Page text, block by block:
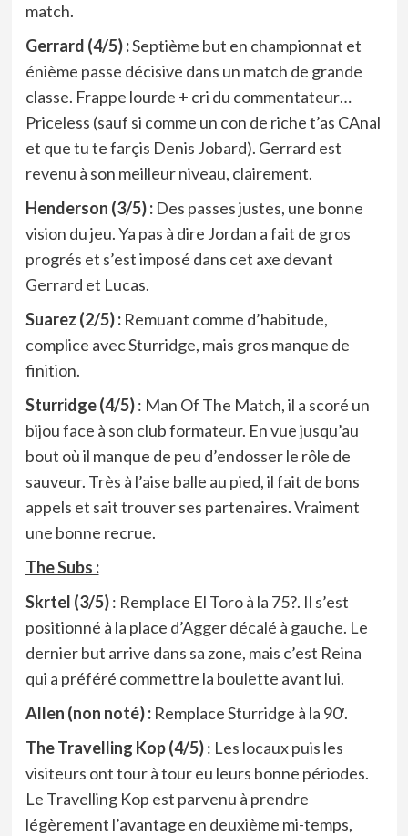
match.
Gerrard (4/5) :Septième but en championnat et
énième passe décisive dans un match de grande
classe. Frappe lourde + cri du commentateur…
Priceless (sauf si comme un con de riche t’as CAnal
et que tu te farçis Denis Jobard). Gerrard est
revenu à son meilleur niveau, clairement.
Henderson (3/5) :Des passes justes, une bonne
vision du jeu. Ya pas à dire Jordan a fait de gros
progrés et s’est imposé dans cet axe devant
Gerrard et Lucas.
Suarez (2/5) :Remuant comme d’habitude,
complice avec Sturridge, mais gros manque de
finition.
Sturridge (4/5): Man Of The Match, il a scoré un
bijou face à son club formateur. En vue jusqu’au
bout où il manque de peu d’endosser le rôle de
sauveur. Très à l’aise balle au pied, il fait de bons
appels et sait trouver ses partenaires. Vraiment
une bonne recrue.
The Subs :
Skrtel (3/5): Remplace El Toro à la 75?. Il s’est
positionné à la place d’Agger décalé à gauche. Le
dernier but arrive dans sa zone, mais c’est Reina
qui a préféré commettre la boulette avant lui.
Allen (non noté) : Remplace Sturridge à la 90′.
The Travelling Kop (4/5): Les locaux puis les
visiteurs ont tour à tour eu leurs bonne périodes.
Le Travelling Kop est parvenu à prendre
légèrement l’avantage en deuxième mi-temps,